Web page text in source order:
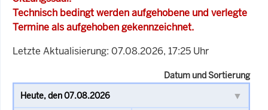
Technisch bedingt werden aufgehobene und verlegte
Termine als aufgehoben gekennzeichnet.
Letzte Aktualisierung: 07.08.2026, 17:25 Uhr
Datum und Sortierung